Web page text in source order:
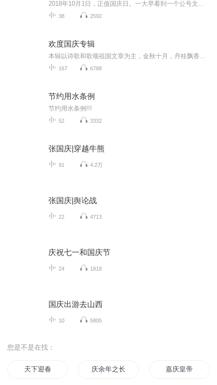
38 2592
欢度国庆专辑
167 6788
节约用水条例
节约用水条例!!!
52 3332
张国庆|穿越牛熊
91 4.2万
张国庆|舆论战
22 4713
庆祝七一和国庆节
24 1818
国庆出游去山西
10 5805
您是不是在找：
天下迎春 庆余年之长歌行 嘉庆皇帝